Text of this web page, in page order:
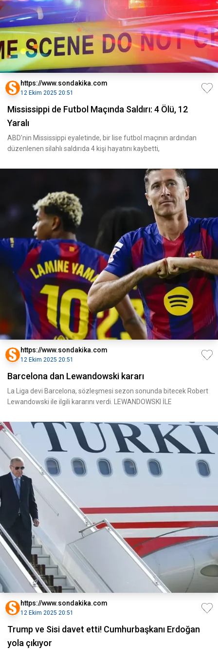
https://www.sondakika.com
12 Ekim 2025 20:51
Mississippi de Futbol Maçında Saldırı: 4 Ölü, 12
Yaralı
ABD'nin Mississippi eyaletinde, bir lise futbol maçının ardından
düzenlenen silahlı saldırıda 4 kişi hayatını kaybetti,
https://www.sondakika.com
12 Ekim 2025 20:51
Barcelona dan Lewandowski kararı
La Liga devi Barcelona, sözleşmesi sezon sonunda bitecek Robert
Lewandowski ile ilgili kararını verdi. LEWANDOWSKI İLE
https://www.sondakika.com
12 Ekim 2025 20:51
Trump ve Sisi davet etti! Cumhurbaşkanı Erdoğan
yola çıkıyor